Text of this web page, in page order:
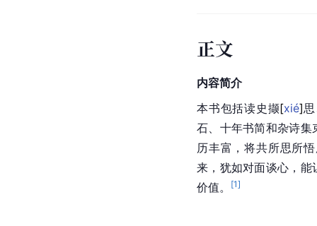
正文
内容简介
本书包括读史撷[xié]
石、十年书简和杂诗集
历丰富，将共所思所
来，犹如对面谈心，能
价值。
[1]